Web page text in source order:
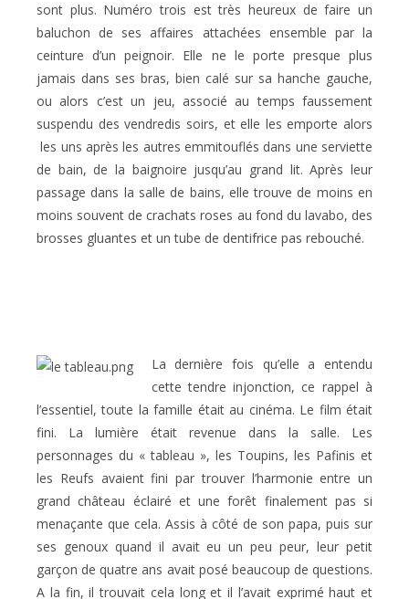
sont plus. Numéro trois est très heureux de faire un
baluchon de ses affaires attachées ensemble par la
ceinture d’un peignoir. Elle ne le porte presque plus
jamais dans ses bras, bien calé sur sa hanche gauche,
ou alors c’est un jeu, associé au temps faussement
suspendu des vendredis soirs, et elle les emporte alors
les uns après les autres emmitouflés dans une serviette
de bain, de la baignoire jusqu’au grand lit. Après leur
passage dans la salle de bains, elle trouve de moins en
moins souvent de crachats roses au fond du lavabo, des
brosses gluantes et un tube de dentifrice pas rebouché.
La dernière fois qu’elle a entendu
cette tendre injonction, ce rappel à
l’essentiel, toute la famille était au cinéma. Le film était
fini. La lumière était revenue dans la salle. Les
personnages du « tableau », les Toupins, les Pafinis et
les Reufs avaient fini par trouver l’harmonie entre un
grand château éclairé et une forêt finalement pas si
menaçante que cela. Assis à côté de son papa, puis sur
ses genoux quand il avait eu un peu peur, leur petit
garçon de quatre ans avait posé beaucoup de questions.
A la fin, il trouvait cela long et il l’avait exprimé haut et